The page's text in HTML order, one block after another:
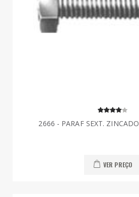
2666 - PARAF SEXT.
VER PREÇO